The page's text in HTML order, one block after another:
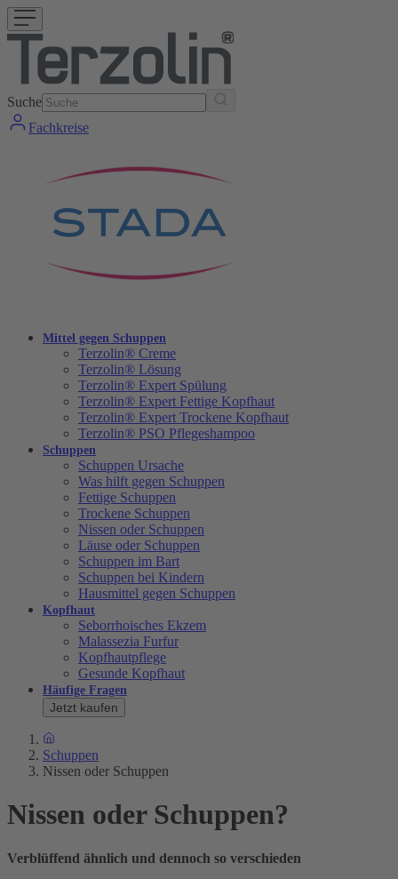
Suche
Fachkreise
Mittel gegen Schuppen
Terzolin® Creme
Terzolin® Lösung
Terzolin® Expert Spülung
Terzolin® Expert Fettige Kopfhaut
Terzolin® Expert Trockene Kopfhaut
Terzolin® PSO Pflegeshampoo
Schuppen
Schuppen Ursache
Was hilft gegen Schuppen
Fettige Schuppen
Trockene Schuppen
Nissen oder Schuppen
Läuse oder Schuppen
Schuppen im Bart
Schuppen bei Kindern
Hausmittel gegen Schuppen
Kopfhaut
Seborrhoisches Ekzem
Malassezia Furfur
Kopfhautpflege
Gesunde Kopfhaut
Häufige Fragen
Jetzt kaufen
Schuppen
Nissen oder Schuppen
Nissen oder Schuppen?
Verblüffend ähnlich und dennoch so verschieden